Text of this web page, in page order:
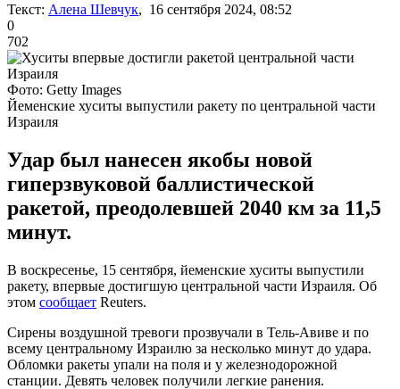
Текст: Алена Шевчук, 16 сентября 2024, 08:52
0
702
Фото: Getty Images
Йеменские хуситы выпустили ракету по центральной части
Израиля
Удар был нанесен якобы новой
гиперзвуковой баллистической
ракетой, преодолевшей 2040 км за 11,5
минут.
В воскресенье, 15 сентября, йеменские хуситы выпустили
ракету, впервые достигшую центральной части Израиля. Об
этом сообщает Reuters.
Сирены воздушной тревоги прозвучали в Тель-Авиве и по
всему центральному Израилю за несколько минут до удара.
Обломки ракеты упали на поля и у железнодорожной
станции. Девять человек получили легкие ранения.